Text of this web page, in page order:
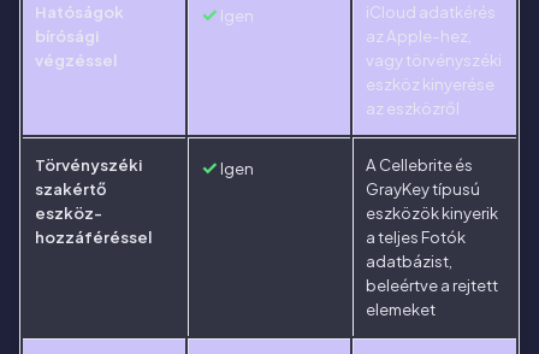
Hatóságok
bírósági
végzéssel
✓ Igen
iCloud adatkérés
az Apple-hez,
vagy törvényszéki
eszköz kinyerése
az eszközről
Törvényszéki
szakértő
eszköz-
hozzáféréssel
✓ Igen
A Cellebrite és
GrayKey típusú
eszközök kinyerik
a teljes Fotók
adatbázist,
beleértve a rejtett
elemeket